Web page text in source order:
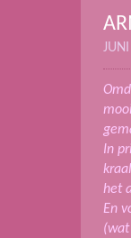
In
het
En